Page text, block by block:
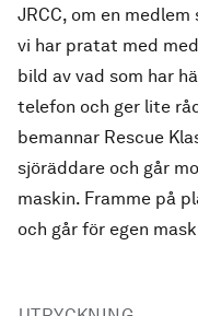
JRCC, om en
vi har pratat med
bild av vad som har
telefon och ger lite
bemannar Rescue
sjöräddare och går
maskin. Framme på
och går för egen